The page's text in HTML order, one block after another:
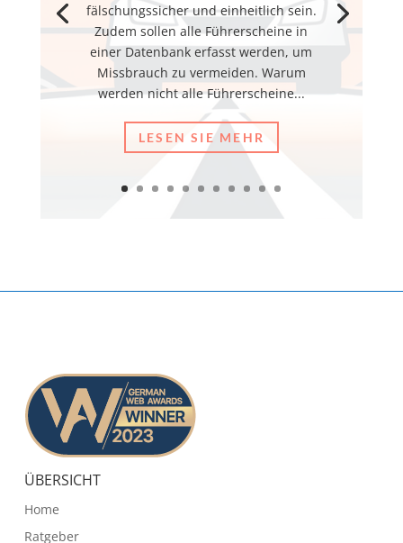
fälschungssicher und einheitlich sein.
Zudem sollen alle Führerscheine in
einer Datenbank erfasst werden, um
Missbrauch zu vermeiden. Warum
werden nicht alle Führerscheine...
LESEN SIE MEHR
ÜBERSICHT
Home
Ratgeber